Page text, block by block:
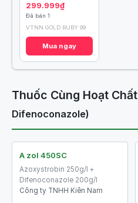
299.999₫
Đã bán 1
VTNN GOLD RUBY 99
Mua ngay
Thuốc Cùng Hoạt Chất
Difenoconazole)
A zol 450SC
Azoxystrobin 250g/l +
Difenoconazole 200g/l
Công ty TNHH Kiên Nam